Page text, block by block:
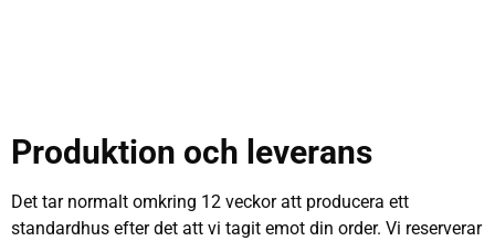
Produktion och leverans
Det tar normalt omkring 12 veckor att producera ett
standardhus efter det att vi tagit emot din order. Vi reserverar